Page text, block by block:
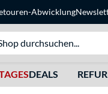
Abwicklung
DEALS